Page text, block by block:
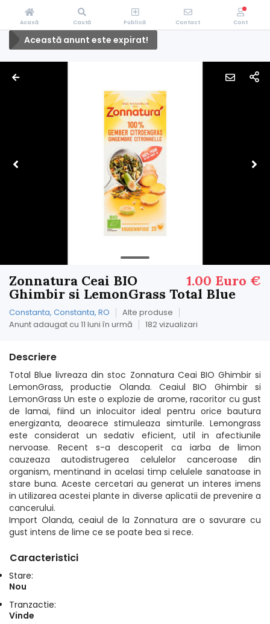
Această anunt este expirat!
1.00 Euro €
Zonnatura Ceai BIO
Ghimbir si LemonGrass Total Blue
Constanta, Constanta, RO
Alte produse
Anunt adaugat cu 11 luni în urmă
182 vizualizari
Descriere
Total Blue livreaza din stoc Zonnatura Ceai BIO Ghimbir si
LemonGrass, productie Olanda. Ceaiul BIO Ghimbir si
LemonGrass Un este o explozie de arome, racoritor cu gust
de lamai, fiind un inlocuitor ideal pentru orice bautura
energizanta, deoarece stimuleaza simturile. Lemongrass
este considerat un sedativ eficient, util in afectiunile
nervoase. Recent s-a descoperit ca iarba de limon
cauzeaza autodistrugerea celulelor canceroase din
organism, mentinand in acelasi timp celulele sanatoase in
stare buna. Aceste cercetari au generat un interes imens
in utilizarea acestei plante in diverse aplicatii de prevenire a
cancerului.
Import Olanda, ceaiul de la Zonnatura are o savurare cu
gust intens de lime ce se poate bea si rece.
Caracteristici
Stare:
Nou
Tranzactie:
Vinde
Acasă Caută Publică Contact Cont